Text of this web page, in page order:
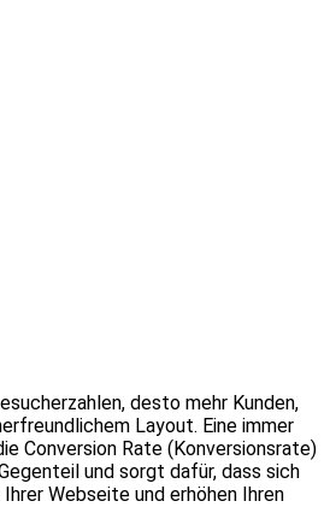
desto mehr Kunden,
Layout. Eine immer
Conversion Rate (Konversionsrate)
und sorgt dafür, dass sich
Webseite und erhöhen Ihren